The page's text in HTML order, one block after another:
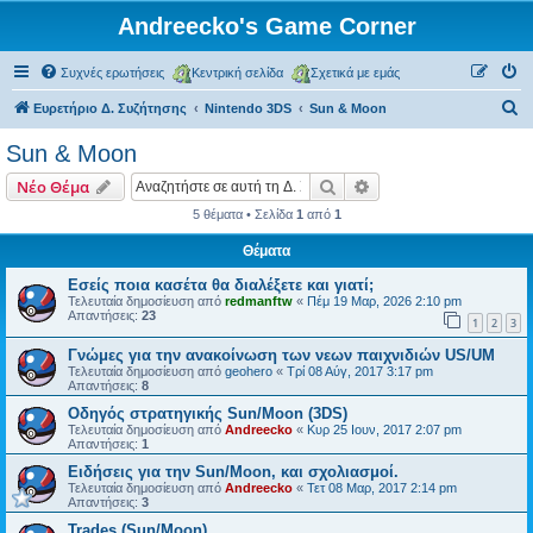
Andreecko's Game Corner
Συχνές ερωτήσεις Κεντρική σελίδα Σχετικά με εμάς
Ευρετήριο Δ. Συζήτησης Nintendo 3DS Sun & Moon
η
Sun & Moon
Νέο Θέμα Αναζήτηση
5 θέματα • Σελίδα 1 από 1
Θέματα
Εσείς ποια κασέτα θα διαλέξετε και γιατί;
Τελευταία δημοσίευση από redmanftw « Πέμ 19 Μαρ, 2026 2:10 pm
Απαντήσεις: 23 1 2 3
Γνώμες για την ανακοίνωση των νεων παιχνιδιών US/UM
Τελευταία δημοσίευση από geohero « Τρί 08 Αύγ, 2017 3:17 pm
Απαντήσεις: 8
Οδηγός στρατηγικής Sun/Moon (3DS)
Τελευταία δημοσίευση από Andreecko « Κυρ 25 Ιουν, 2017 2:07 pm
Απαντήσεις: 1
Ειδήσεις για την Sun/Moon, και σχολιασμοί.
Τελευταία δημοσίευση από Andreecko « Τετ 08 Μαρ, 2017 2:14 pm
Απαντήσεις: 3